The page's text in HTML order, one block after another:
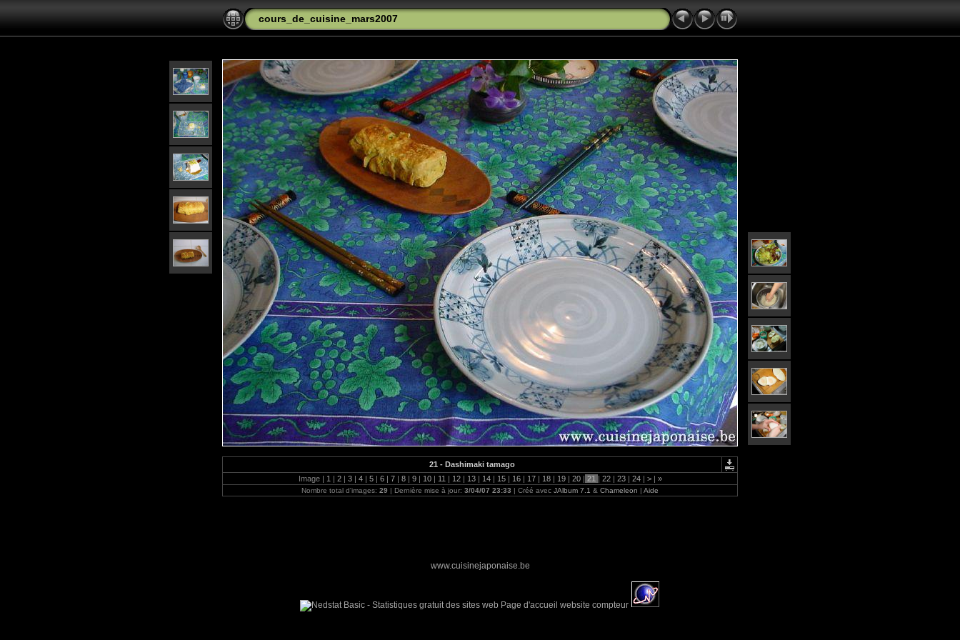
cours_de_cuisine_mars2007
21 - Dashimaki tamago
Image | 1 | 2 | 3 | 4 | 5 | 6 | 7 | 8 | 9 | 10 | 11 | 12 | 13 | 14 | 15 | 16 | 17 | 18 | 19 | 20 | 21 | 22 | 23 | 24 | > | »
Nombre total d'images: 29 | Dernière mise à jour: 3/04/07 23:33 | Créé avec JAlbum 7.1 & Chameleon | Aide
www.cuisinejaponaise.be